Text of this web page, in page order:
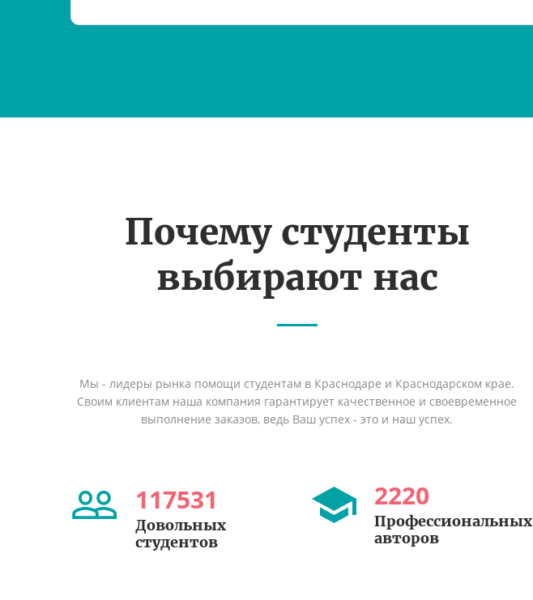
Почему студенты
выбирают нас
Мы - лидеры рынка помощи студентам в Краснодаре и Краснодарском крае.
Своим клиентам наша компания гарантирует качественное и своевременное
выполнение заказов, ведь Ваш успех - это и наш успех.
117531
Довольных
студентов
2220
Профессиональных
авторов